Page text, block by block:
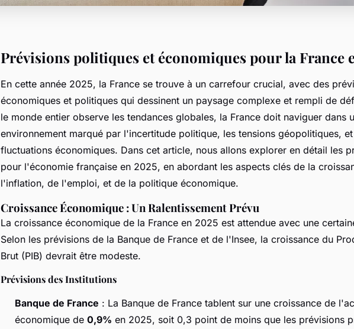
Prévisions politiques et économiques pour la France
En cette année 2025, la France se trouve à un carrefour crucial, avec des
économiques et politiques qui dessinent un paysage complexe et rempli de
le monde entier observe les tendances globales, la France doit naviguer dans
environnement marqué par l'incertitude politique, les tensions géopolitiques,
fluctuations économiques. Dans cet article, nous allons explorer en détail les
pour l'économie française en 2025, en abordant les aspects clés de la
l'inflation, de l'emploi, et de la politique économique.
Croissance Économique : Un Ralentissement Prévu
La croissance économique de la France en 2025 est attendue avec une
Selon les prévisions de la Banque de France et de l'Insee, la croissance du
Brut (PIB) devrait être modeste.
Prévisions des Institutions
Banque de France : La Banque de France tablent sur une croissance de
économique de 0,9% en 2025, soit 0,3 point de moins que les prévisions